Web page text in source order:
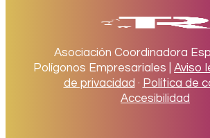
Asociación Coordinadora
Polígonos Empresariales | Aviso
de privacidad · Política de
Accesibilidad